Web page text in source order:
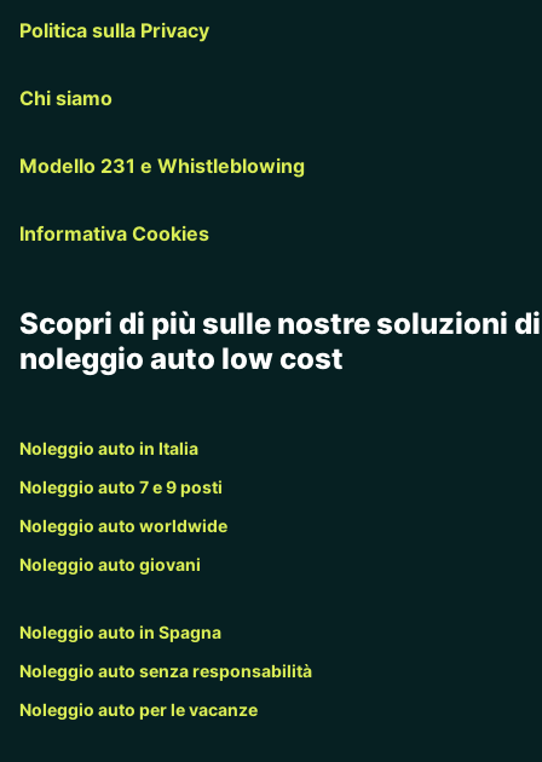
Politica sulla Privacy
Chi siamo
Modello 231 e Whistleblowing
Informativa Cookies
Scopri di più sulle nostre soluzioni di
noleggio auto low cost
Noleggio auto in Italia
Noleggio auto 7 e 9 posti
Noleggio auto worldwide
Noleggio auto giovani
Noleggio auto in Spagna
Noleggio auto senza responsabilità
Noleggio auto per le vacanze